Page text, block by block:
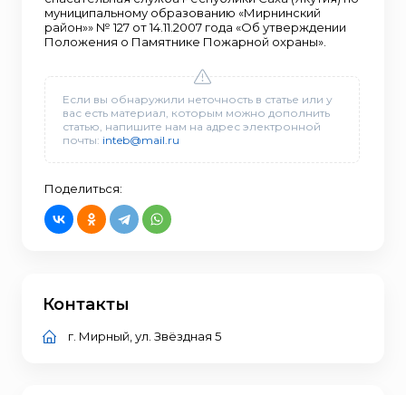
муниципальному образованию «Мирнинский
район»» № 127 от 14.11.2007 года «Об утверждении
Положения о Памятнике Пожарной охраны».
Если вы обнаружили неточность в статье или у
вас есть материал, которым можно дополнить
статью, напишите нам на адрес электронной
почты: inteb@mail.ru
Поделиться:
Контакты
г. Мирный, ул. Звёздная 5